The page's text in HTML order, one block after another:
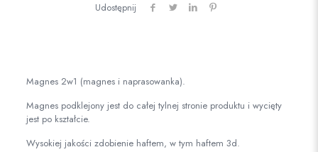
Udostępnij
Magnes 2w1 (magnes i naprasowanka).
Magnes podklejony jest do całej tylnej stronie produktu i wycięty
jest po kształcie.
Wysokiej jakości zdobienie haftem, w tym haftem 3d.